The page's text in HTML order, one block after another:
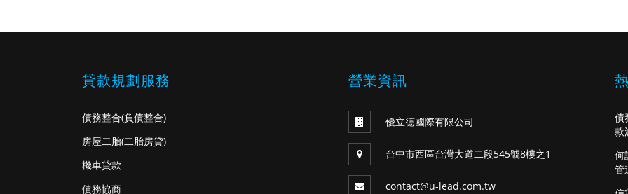
貸款規劃服務
債務整合(負債整合)
房屋二胎(二胎房貸)
機車貸款
債務協商
營業資訊
優立德國際有限公司
台中市西區台灣大道二段545號8樓之1
contact@u-lead.com.tw
債
款
何
管